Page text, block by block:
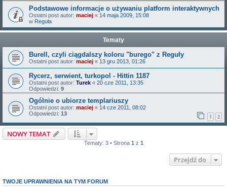
Podstawowe informacje o używaniu platform interaktywnych
Ostatni post autor: maciej « 14 maja 2009, 15:08
w Reguła
Tematy
Burell, czyli ciągdalszy koloru "burego" z Reguły
Ostatni post autor: maciej « 13 gru 2013, 01:26
Rycerz, serwient, turkopol - Hittin 1187
Ostatni post autor: Turek « 20 cze 2011, 13:35
Odpowiedzi: 9
Ogólnie o ubiorze templariuszy
Ostatni post autor: maciej « 14 cze 2011, 08:02
Odpowiedzi: 13 1 2
NOWY TEMAT
Tematy: 3 • Strona 1 z 1
Przejdź do
TWOJE UPRAWNIENIA NA TYM FORUM